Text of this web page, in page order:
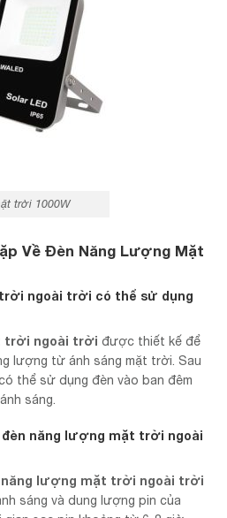
trời 1000W
Về Đèn Năng Lượng Mặt
ngoài trời có thể sử dụng
trời ngoài trời được thiết kế để
lượng từ ánh sáng mặt trời. Sau
thể sử dụng đèn vào ban đêm
sáng.
đèn năng lượng mặt trời ngoài
năng lượng mặt trời ngoài trời
sáng và dung lượng pin của